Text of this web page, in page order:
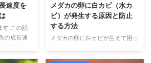
速度を
す この記
の成長速
メダカの卵に白カビ（水カ
ビ）が発生する原因と防止
する方法
メダカの卵に白カビが生えて困っ